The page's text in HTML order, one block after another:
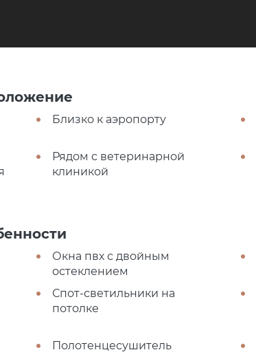
Близко к аэропорту
Рядом с ветеринарной
клиникой
Окна пвх с двойным
остеклением
Спот-светильники на
потолке
Полотенцесушитель